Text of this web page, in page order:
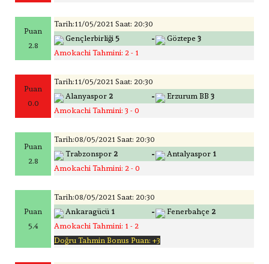
Puan
2.8
Tarih:11/05/2021 Saat: 20:30
Gençlerbirliği 5 - Göztepe 3
Amokachi Tahmini: 2 - 1
Puan
0.0
Tarih:11/05/2021 Saat: 20:30
Alanyaspor 2 - Erzurum BB 3
Amokachi Tahmini: 3 - 0
Puan
2.8
Tarih:08/05/2021 Saat: 20:30
Trabzonspor 2 - Antalyaspor 1
Amokachi Tahmini: 2 - 0
Puan
5.4
Tarih:08/05/2021 Saat: 20:30
Ankaragücü 1 - Fenerbahçe 2
Amokachi Tahmini: 1 - 2
Doğru Tahmin Bonus Puan: +3